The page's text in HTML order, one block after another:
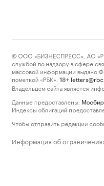
© ООО «БИЗНЕСПРЕСС», АО
службой по надзору в сфере
массовой информации выдано
пометкой «РБК».
18+
Владельцем сайта является
Данные предоставлены:
Индексы облигаций
Чтобы отправить редакции
Информация об